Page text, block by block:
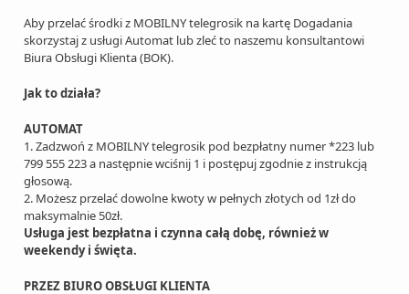
Aby przelać środki z MOBILNY telegrosik na kartę Dogadania
skorzystaj z usługi Automat lub zleć to naszemu konsultantowi
Biura Obsługi Klienta (BOK).
Jak to działa?
AUTOMAT
1. Zadzwoń z MOBILNY telegrosik pod bezpłatny numer *223 lub
799 555 223 a następnie wciśnij 1 i postępuj zgodnie z instrukcją
głosową.
2. Możesz przelać dowolne kwoty w pełnych złotych od 1zł do
maksymalnie 50zł.
Usługa jest bezpłatna i czynna całą dobę, również w
weekendy i święta.
PRZEZ BIURO OBSŁUGI KLIENTA